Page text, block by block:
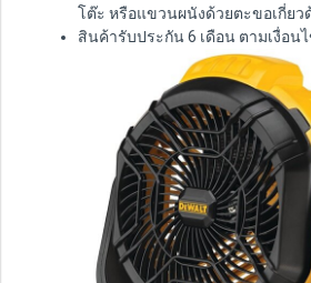
โต๊ะ หรือแขวนผนังด้วยตะขอเกี่ยว
สินค้ารับประกัน 6 เดือน ตามเงื่อน